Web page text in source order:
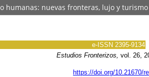
humanas: nuevas fronteras, lujo y turismo